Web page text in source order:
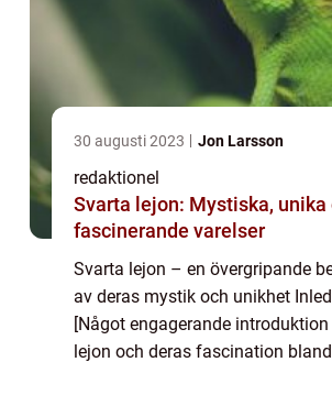
30 augusti 2023 Jon Larsson
redaktionel
Svarta lejon: Mystiska, unika
fascinerande varelser
Svarta lejon – en övergripande
av deras mystik och unikhet
[Något engagerande
lejon och deras fascination bland